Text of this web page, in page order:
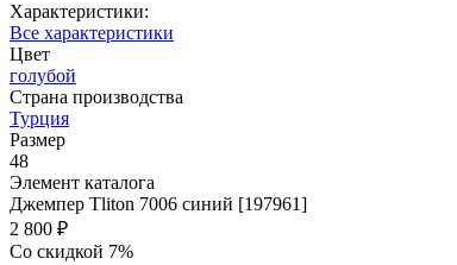
Характеристики:
Все характеристики
Цвет
голубой
Страна производства
Турция
Размер
48
Элемент каталога
Джемпер Tliton 7006 синий [197961]
2 800 ₽
Со скидкой 7%